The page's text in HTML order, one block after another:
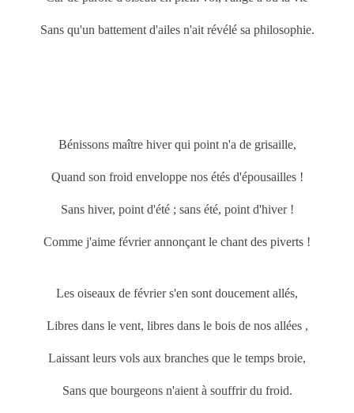
Sans qu'un battement d'ailes n'ait révélé sa philosophie.
Bénissons maître hiver qui point n'a de grisaille,
Quand son froid enveloppe nos étés d'épousailles !
Sans hiver, point d'été ; sans été, point d'hiver !
Comme j'aime février annonçant le chant des piverts !
Les oiseaux de février s'en sont doucement allés,
Libres dans le vent, libres dans le bois de nos allées ,
Laissant leurs vols aux branches que le temps broie,
Sans que bourgeons n'aient à souffrir du froid.